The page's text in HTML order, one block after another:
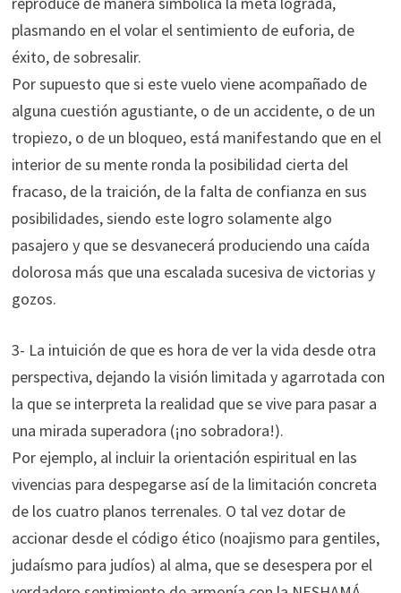
plasmando en el volar el sentimiento de euforia, de
éxito, de sobresalir.
Por supuesto que si este vuelo viene acompañado de
alguna cuestión agustiante, o de un accidente, o de un
tropiezo, o de un bloqueo, está manifestando que en el
interior de su mente ronda la posibilidad cierta del
fracaso, de la traición, de la falta de confianza en sus
posibilidades, siendo este logro solamente algo
pasajero y que se desvanecerá produciendo una caída
dolorosa más que una escalada sucesiva de victorias y
gozos.
3- La intuición de que es hora de ver la vida desde otra
perspectiva, dejando la visión limitada y agarrotada con
la que se interpreta la realidad que se vive para pasar a
una mirada superadora (¡no sobradora!).
Por ejemplo, al incluir la orientación espiritual en las
vivencias para despegarse así de la limitación concreta
de los cuatro planos terrenales. O tal vez dotar de
accionar desde el código ético (noajismo para gentiles,
judaísmo para judíos) al alma, que se desespera por el